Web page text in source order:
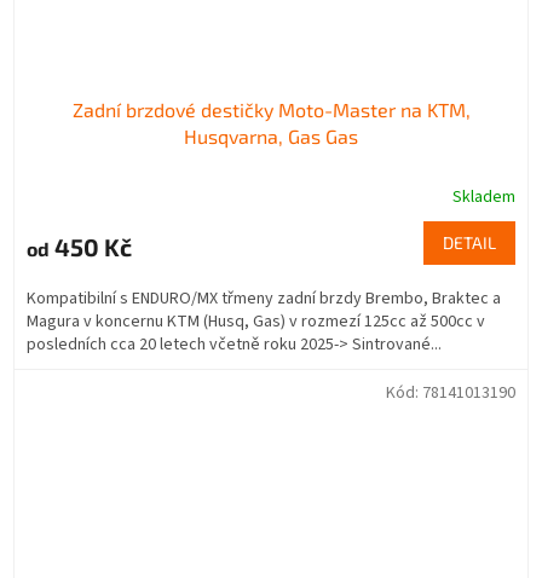
Zadní brzdové destičky Moto-Master na KTM,
Husqvarna, Gas Gas
Skladem
od 450 Kč DETAIL
Kompatibilní s ENDURO/MX třmeny zadní brzdy Brembo, Braktec a
Magura v koncernu KTM (Husq, Gas) v rozmezí 125cc až 500cc v
posledních cca 20 letech včetně roku 2025-> Sintrované...
Kód: 78141013190